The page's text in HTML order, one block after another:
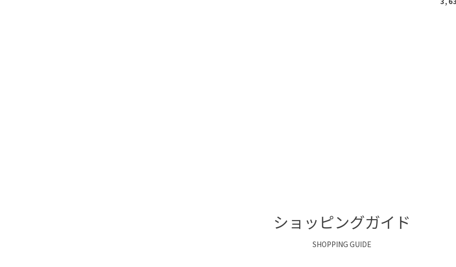
ショッピングガイド
SHOPPING GUIDE